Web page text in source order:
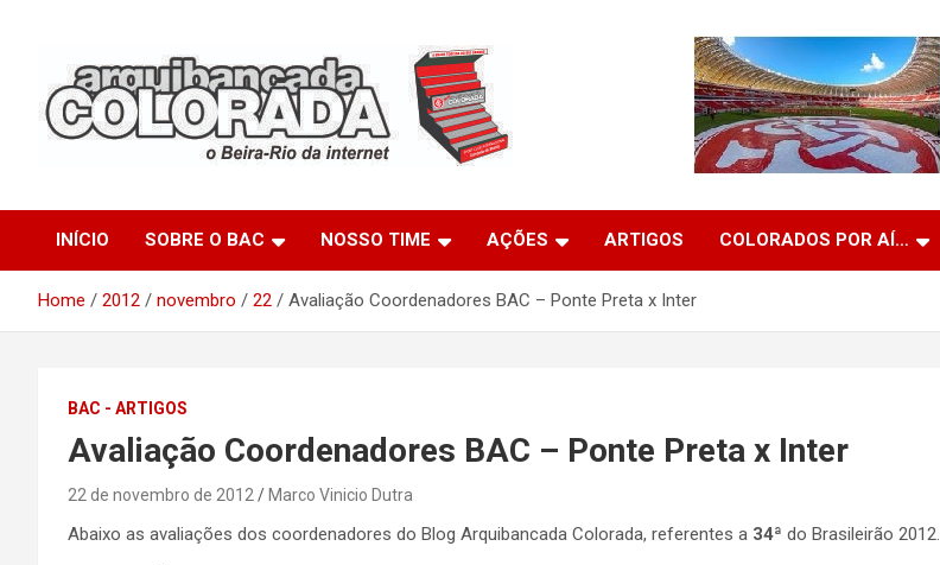
Arquibancada Colorada
INÍCIO SOBRE O BAC NOSSO TIME AÇÕES ARTIGOS COLORADOS POR AÍ…
Home 2012 novembro 22 Avaliação Coordenadores BAC – Ponte Preta x Inter
BAC - ARTIGOS
Avaliação Coordenadores BAC – Ponte Preta x Inter
22 de novembro de 2012 Marco Vinicio Dutra
Abaixo as avaliações dos coordenadores do Blog Arquibancada Colorada, referentes a 34ª do Brasileirão 2012.